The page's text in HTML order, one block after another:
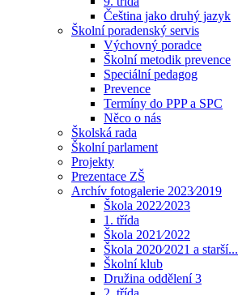
Čeština jako druhý jazyk
Školní poradenský servis
Výchovný poradce
Školní metodik prevence
Speciální pedagog
Prevence
Termíny do PPP a SPC
Něco o nás
Školská rada
Školní parlament
Projekty
Prezentace ZŠ
Archív fotogalerie 2023⁄2019
Škola 2022⁄2023
1. třída
Škola 2021⁄2022
Škola 2020⁄2021 a starší...
Školní klub
Družina oddělení 3